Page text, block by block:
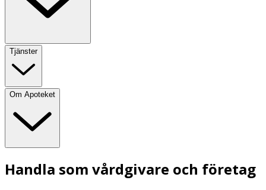
Tjänster
Om Apoteket
Handla som vårdgivare och företag